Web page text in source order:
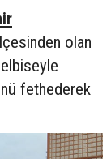
olan
fethederek